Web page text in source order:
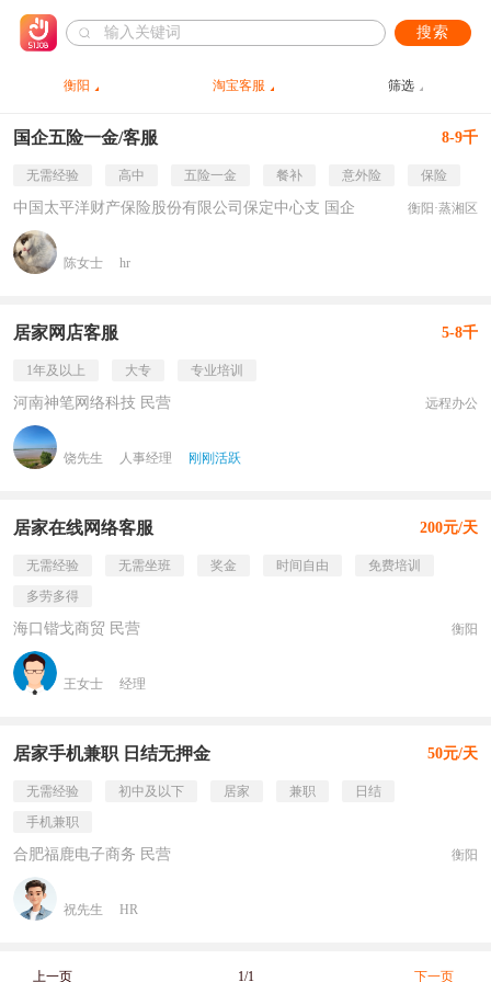
搜索
衡阳 淘宝客服 筛选
国企五险一金/客服 8-9千
无需经验 高中 五险一金 餐补 意外险 保险
中国太平洋财产保险股份有限公司保定中心支 国企 衡阳·蒸湘区
陈女士 hr
居家网店客服 5-8千
1年及以上 大专 专业培训
河南神笔网络科技 民营 远程办公
饶先生 人事经理 刚刚活跃
居家在线网络客服 200元/天
无需经验 无需坐班 奖金 时间自由
免费培训
多劳多得
海口锴戈商贸 民营 衡阳
王女士 经理
居家手机兼职 日结无押金 50元/天
无需经验 初中及以下 居家 兼职
日结
手机兼职
合肥福鹿电子商务 民营 衡阳
祝先生 HR
上一页 1/1 下一页